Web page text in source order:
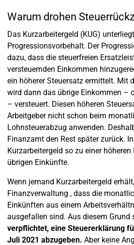
Warum drohen
Das Kurzarbeitergeld (KUG)
Progressionsvorbehalt. Der
dazu, dass die steuerfreien
versteuernden Einkommen
ein höherer Steuersatz ermittelt. Mit
wird dann das übrige Einkommen –
– versteuert. Diesen höheren
Arbeitgeber nicht schon beim
Lohnsteuerabzug anwenden.
Finanzamt den Rest später zurück.
Kurzarbeitergeld so zu einer höheren
übrigen Einkünfte.
Wenn jemand Kurzarbeitergeld
Finanzverwaltung , dass die
Einkünften aus einem
ausgefallen sind. Aus diesem Grund
verpflichtet, eine Steuererklärung
Juli 2021 abzugeben. Aber keine